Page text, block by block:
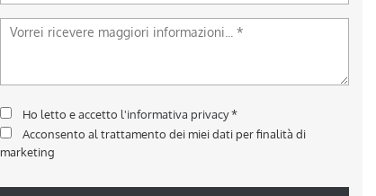
Ho letto e accetto l'informativa privacy*
Acconsento al trattamento dei miei dati per finalità di
marketing